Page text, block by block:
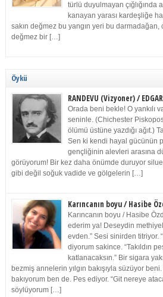
türlü duyulmayan çığlığında
kanayan yarası kardeşliğe
sakın değmez bu yangın yeri bu
değmez bir […]
Öykü
RANDEVU (Vizyoner) /
Orada beni bekle! O yankılı
seninle. (Chichester
ölümü üstüne yazdığı ağıt.)
Sen ki kendi hayal gücünün
gençliğinin alevleri arasına
görüyorum! Bir kez daha önümde duruyor
gibi değil soğuk vadide ve gölgelerin […]
Karıncanın boyu / Hasibe
Karıncanın boyu / Hasibe
ederim ya! Deseydin
evden.” Sesi sinirden titriyor.
diyorum sakince. “Takıldın
katlanacaksın.” Bir sigara
bezmiş annelerin yılgın bakışıyla süzüyor beni.
bakıyorum ben de. Pes ediyor. “Git nereye
söylüyorum […]